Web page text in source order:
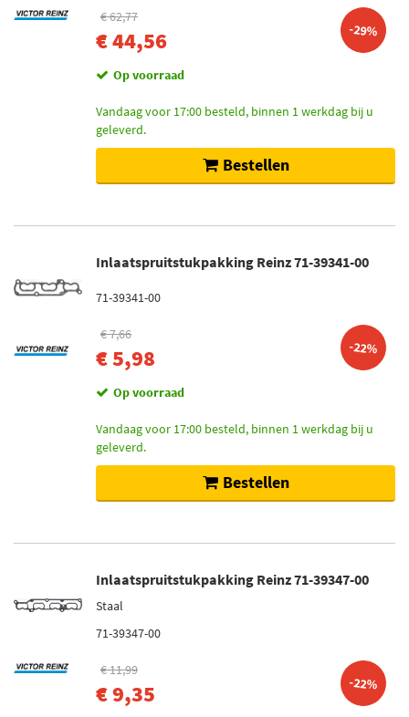
€ 62,77
€ 44,56 -29%
Op voorraad
Vandaag voor 17:00 besteld, binnen 1 werkdag bij u
geleverd.
Bestellen
Inlaatspruitstukpakking Reinz 71-39341-00
71-39341-00
€ 7,66
€ 5,98 -22%
Op voorraad
Vandaag voor 17:00 besteld, binnen 1 werkdag bij u
geleverd.
Bestellen
Inlaatspruitstukpakking Reinz 71-39347-00
Staal
71-39347-00
€ 11,99
€ 9,35 -22%